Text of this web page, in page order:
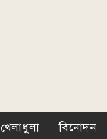
খেলাধুলা বিনোদন